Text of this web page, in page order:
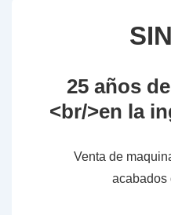
25 años
<br/>en la
Venta de
acabados